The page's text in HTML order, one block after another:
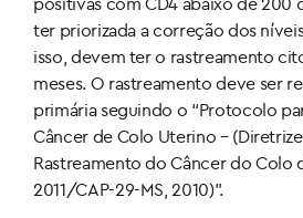
ter priorizada a correção dos
isso, devem ter o rastreamento
meses. O rastreamento deve ser
primária seguindo o “Protocolo
Câncer de Colo Uterino –
Rastreamento do Câncer do Colo
2011/CAP-29-MS, 2010)”.